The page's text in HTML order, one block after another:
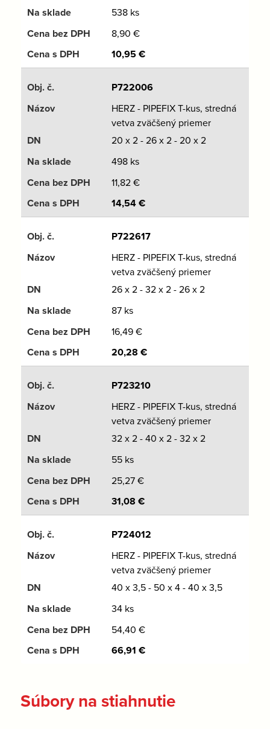
538 ks
8,90 €
10,95€
P722006
HERZ - PIPEFIX T-kus, stredná
vetva zväčšený priemer
20 x 2 - 26 x 2 - 20 x 2
498 ks
11,82€
14,54€
P722617
HERZ - PIPEFIX T-kus, stredná
vetva zväčšený priemer
26 x 2 - 32 x 2 - 26 x 2
87 ks
16,49€
20,28 €
P723210
HERZ - PIPEFIX T-kus, stredná
vetva zväčšený priemer
32 x 2 - 40 x 2 - 32 x 2
55 ks
25,27€
31,08 €
P724012
HERZ - PIPEFIX T-kus, stredná
vetva zväčšený priemer
40 x 3,5 - 50 x 4 - 40 x 3,5
34 ks
54,40 €
66,91 €
Súbory na stiahnutie